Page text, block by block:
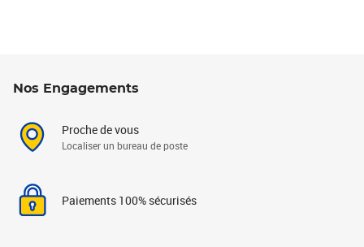
Nos Engagements
Proche de vous
Localiser un bureau de poste
Paiements 100% sécurisés